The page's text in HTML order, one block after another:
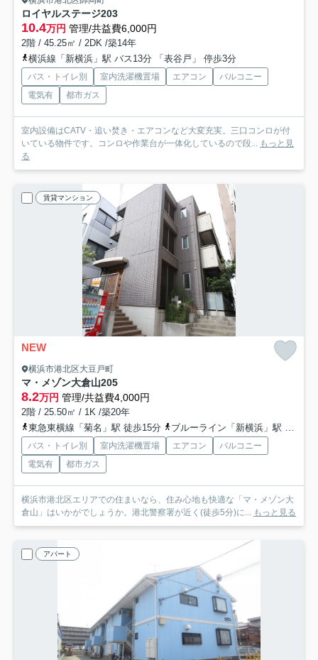
ロイヤルステージ203
10.4万円 管理/共益費6,000円
2階 / 45.25㎡ / 2DK /築14年
横浜線「新横浜」駅 バス13分 「表谷戸」 停歩3分
バス・トイレ別 室内洗濯機置場 エアコン
バルコニー
電気有
都市ガス
室内設備はCATV・追い焚き・エアコンなど大変充実。三口コンロが付
いている物件です。コンロや作業台が一体化しているので段... もっと見
る
賃貸マンション
NEW
横浜市港北区大豆戸町
マ・メゾン大倉山205
8.2万円 管理/共益費4,000円
2階 / 25.50㎡ / 1K /築20年
東急東横線「菊名」駅 徒歩15分
ブルーライン「新横浜」駅 徒歩14分
バス・トイレ別 室内洗濯機置場 エアコン
バルコニー
電気有
都市ガス
横浜市港北区エリアでの住まいなら、住み心地も快適な「マ・メゾン大
倉山」はいかがでしょうか。港北警察署が近く(徒歩5分)に... もっと見る
アパート